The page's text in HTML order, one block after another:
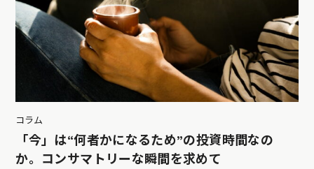
コラム
「今」は“何者かになるため”の投資時間なの
か。コンサマトリーな瞬間を求めて